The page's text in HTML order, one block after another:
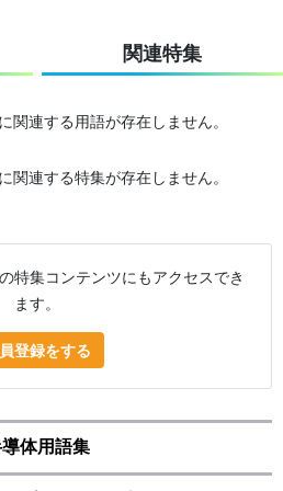
体用語集
関連特集
関連する用語が存在しません。
関連する特集が存在しません。
特集コンテンツにもアクセスでき
ます。
登録をする